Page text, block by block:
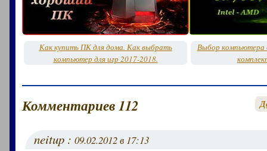
Как купить ПК для дома. Как выбрать
компьютер для игр 2017-2018.
Выбор компьютера
Комментариев 112
neitup :09.02.2012 в 17:13